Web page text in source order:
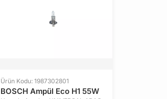
Ürün Kodu: 1987302801
BOSCH Ampül Eco H1 55W